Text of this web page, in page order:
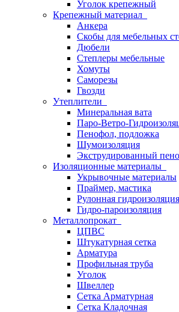
Уголок крепежный
Крепежный материал
Анкера
Скобы для мебельных
Дюбели
Степлеры мебельные
Хомуты
Саморезы
Гвозди
Утеплители
Минеральная вата
Паро-Ветро-
Пенофол, подложка
Шумоизоляция
Экструдированный
Изоляционные материалы
Укрывочные материалы
Праймер, мастика
Рулонная гидроизоляция
Гидро-пароизоляция
Металлопрокат
ЦПВС
Штукатурная сетка
Арматура
Профильная труба
Уголок
Швеллер
Сетка Арматурная
Сетка Кладочная